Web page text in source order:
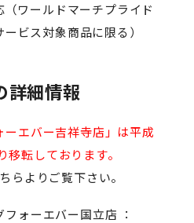
（ワールドマーチプライド
ビス対象商品に限る）
詳細情報
エバー吉祥寺店」は平成
転しております。
らよりご覧下さい。
ォーエバー国立店 ：